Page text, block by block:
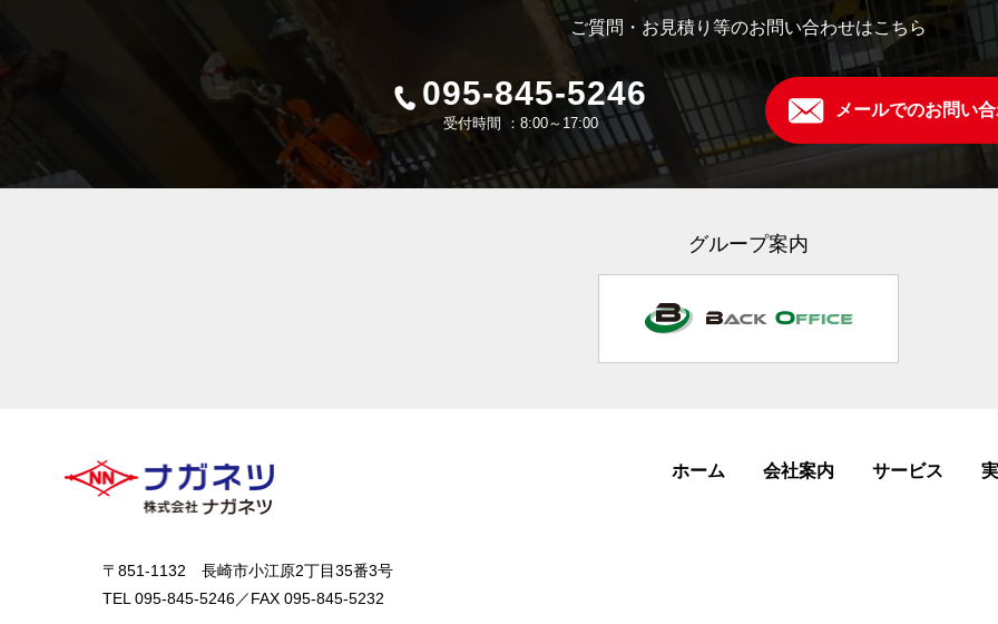
ご質問・お見積り等のお問い合わせはこちら
095-845-5246
受付時間 ：8:00～17:00
メールでのお問い
グループ案内
〒851-1132 長崎市小江原2丁目35番3号
TEL 095-845-5246／FAX 095-845-5232
ホーム 会社案内 サービス